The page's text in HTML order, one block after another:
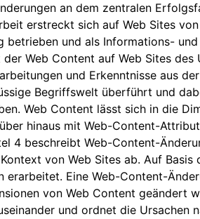
an dem zentralen
erstreckt sich auf Web Sites
betrieben und als Informations-
Web Content auf Web Sites des
und Erkenntnisse aus
Begriffswelt überführt und
Web Content lässt sich in die
hinaus mit Web-Content-
4 beschreibt Web-Content-
von Web Sites ab. Auf
erarbeitet. Eine Web-Content-
von Web Content geändert
und ordnet die Ursachen